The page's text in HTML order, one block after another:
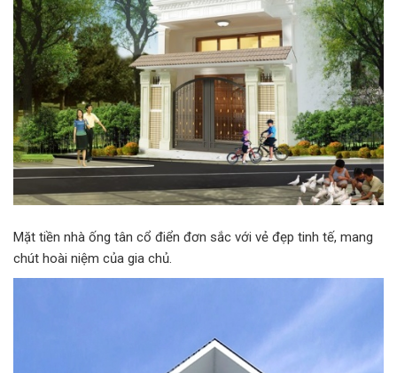
Mặt tiền nhà ống tân cổ điển đơn sắc với vẻ đẹp tinh tế, mang
chút hoài niệm của gia chủ.